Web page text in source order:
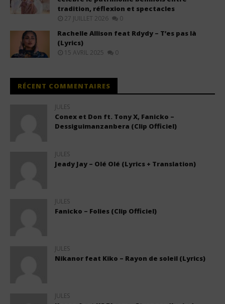
tradition, réflexion et spectacles
27 JUILLET 2026 0
Rachelle Allison feat Rdydy – T’es pas là
(Lyrics)
15 AVRIL 2025 0
RÉCENT COMMENTAIRES
JULES
Conex et Don ft. Tony X, Fanicko –
Dessiguimanzanbera (Clip Officiel)
JULES
Jeady Jay – Olé Olé (Lyrics + Translation)
JULES
Fanicko – Folies (Clip Officiel)
JULES
Nikanor feat Kiko – Rayon de soleil (Lyrics)
JULES